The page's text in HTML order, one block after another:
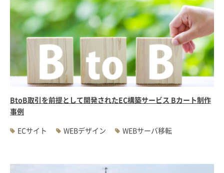
BtoB取引を前提として開発されたEC構築サービス Bカート制作
事例
ECサイト
WEBデザイン WEBサーバ移転